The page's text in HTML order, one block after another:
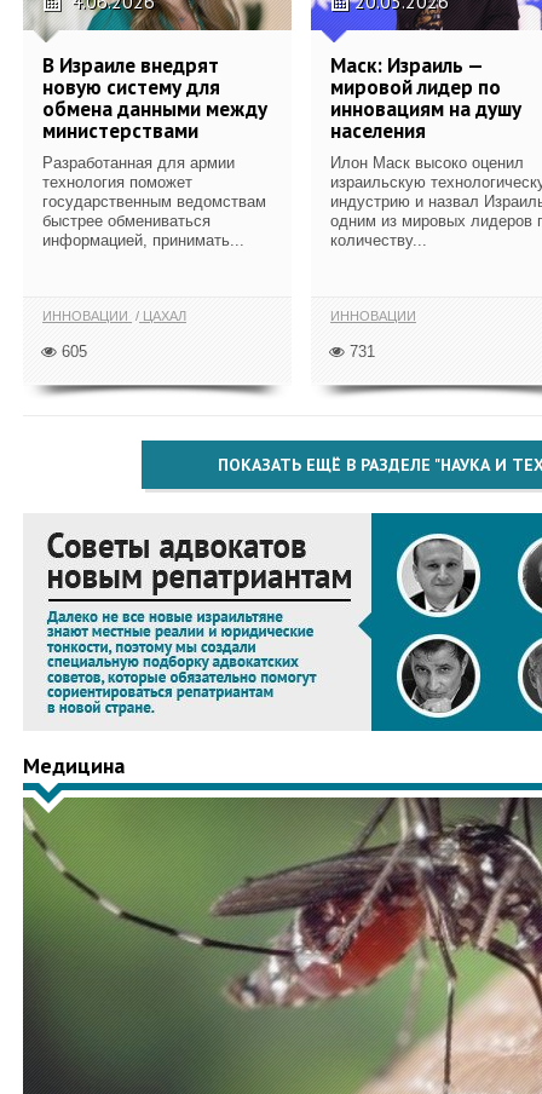
В Израиле внедрят
новую систему для
обмена данными между
министерствами
Разработанная для армии
технология поможет
государственным ведомствам
быстрее обмениваться
информацией, принимать...
ИННОВАЦИИ ЦАХАЛ
605
Маск: Израиль —
мировой лидер по
инновациям на душу
населения
Илон Маск высоко оценил
израильскую
индустрию и назвал
одним из мировых лидеров
количеству...
ИННОВАЦИИ
731
ПОКАЗАТЬ ЕЩЁ В РАЗДЕЛЕ "НАУКА И
Медицина